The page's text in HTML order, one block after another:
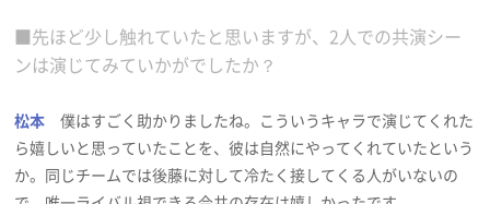
■先ほど少し触れていたと思いますが、2人での共演シー
ンは演じてみていかがでしたか？
松本 僕はすごく助かりましたね。こういうキャラで演じてくれた
ら嬉しいと思っていたことを、彼は自然にやってくれていたという
か。同じチームでは後藤に対して冷たく接してくる人がいないの